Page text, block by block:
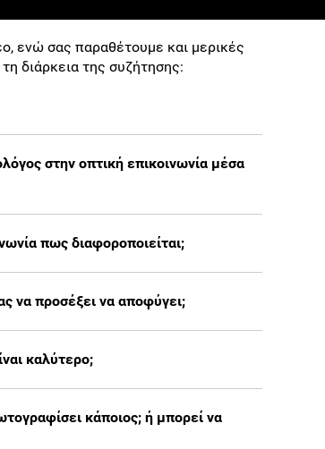
ενώ σας παραθέτουμε και μερικές
διάρκεια της συζήτησης:
στην οπτική επικοινωνία μέσα
πως διαφοροποιείται;
να προσέξει να αποφύγει;
καλύτερο;
κάποιος; ή μπορεί να